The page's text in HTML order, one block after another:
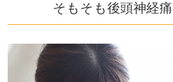
そもそも後頭神経